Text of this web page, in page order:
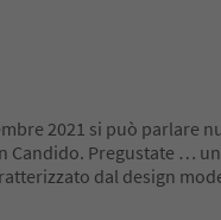
2021 si può parlare
Candido. Pregustate …
dal design